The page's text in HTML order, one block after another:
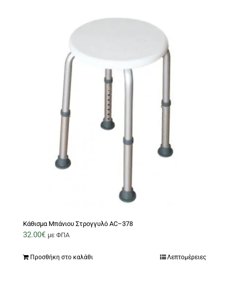
Κάθισμα Μπάνιου Στρογγυλό AC–378
32.00€ με ΦΠΑ
Προσθήκη στο καλάθι Λεπτομέρειες